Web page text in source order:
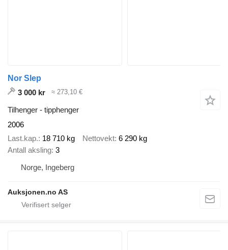
Nor Slep
3 000 kr
≈ 273,10 €
Tilhenger - tipphenger
2006
Last.kap. 18 710 kg Nettovekt 6 290 kg
Antall aksling 3
Norge, Ingeberg
Auksjonen.no AS